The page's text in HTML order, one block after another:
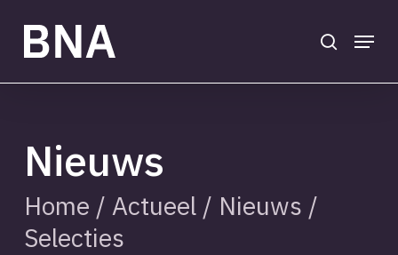
main
Menu
Nieuws
Home / Actueel/ Nieuws /
Selecties
Close